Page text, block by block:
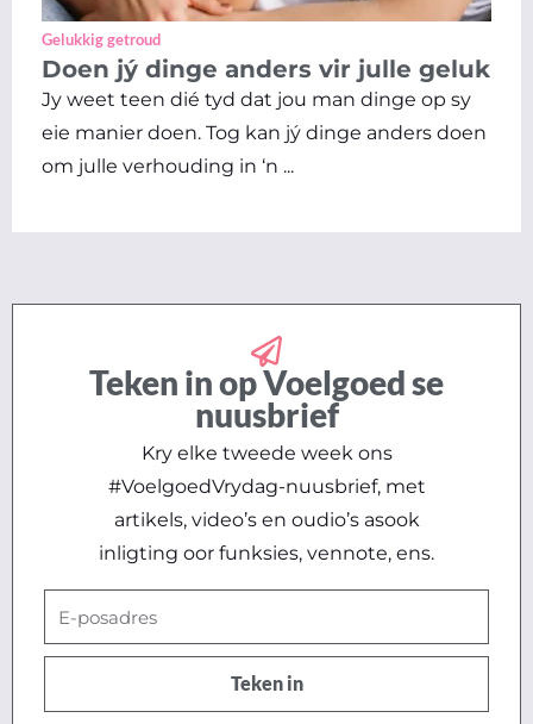
Gelukkig getroud
Doen jý dinge anders vir julle geluk
Jy weet teen dié tyd dat jou man dinge op sy
eie manier doen. Tog kan jý dinge anders doen
om julle verhouding in ‘n ...
Teken in op Voelgoed se
nuusbrief
Kry elke tweede week ons
#VoelgoedVrydag-nuusbrief, met
artikels, video’s en oudio’s asook
inligting oor funksies, vennote, ens.
posadres
Teken in